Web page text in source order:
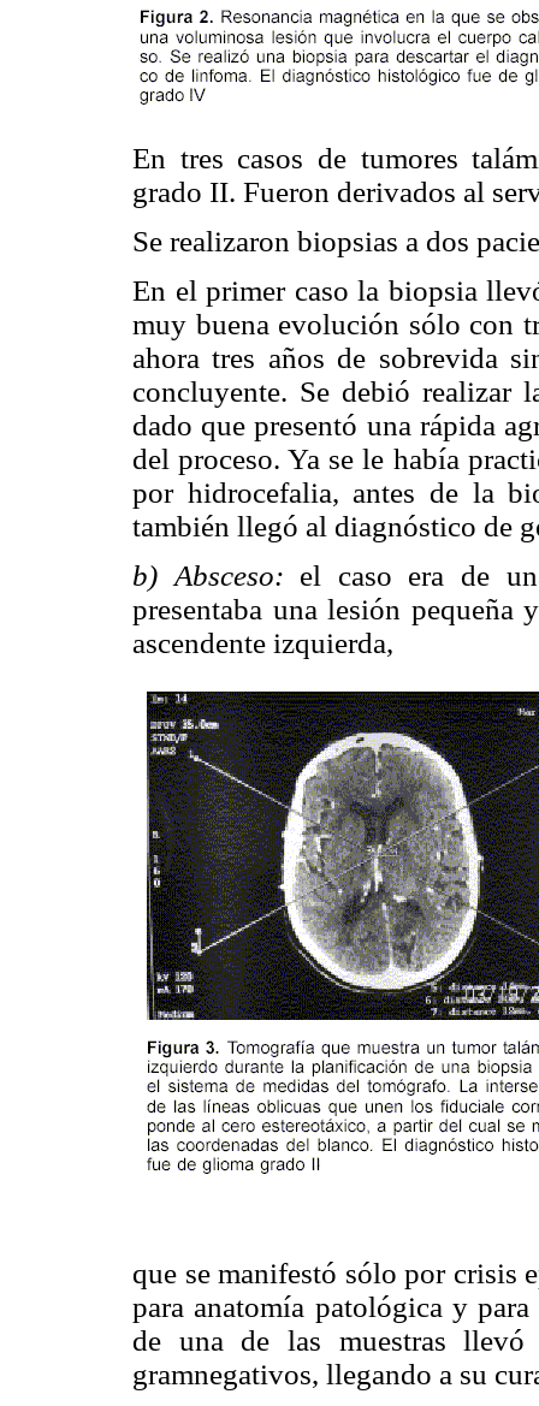
En tres casos de tumores
grado II. Fueron derivados al
Se realizaron biopsias a dos
En el primer caso la biopsia
muy buena evolución sólo con
ahora tres años de sobrevida
concluyente. Se debió realizar
dado que presentó una rápida
del proceso. Ya se le había
por hidrocefalia, antes de la
también llegó al diagnóstico de
b) Absceso: el caso era de
presentaba una lesión
ascendente izquierda,
que se manifestó sólo por crisis
para anatomía patológica y
de una de las muestras llevó
gramnegativos, llegando a su